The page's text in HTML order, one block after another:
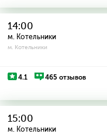
14:00
м. Котельники
м. Котельники
4.1 465 отзывов
15:00
м. Котельники